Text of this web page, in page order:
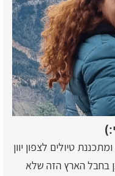
מנהלת את הפעילות של Up Greece ומתכננת טיולים לצפון יוון
בחבל הארץ הזה שלא